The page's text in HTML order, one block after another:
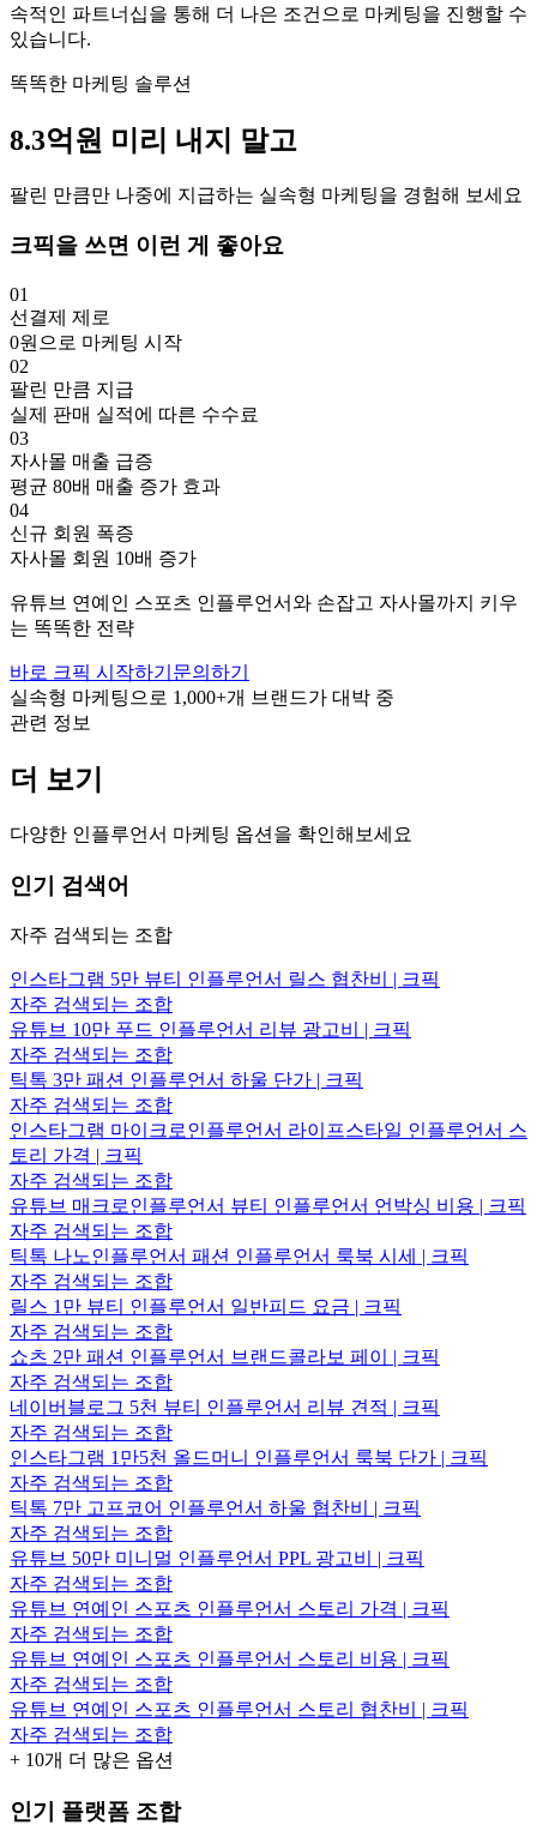
속적인 파트너십을 통해 더 나은 조건으로 마케팅을 진행할 수
있습니다.
똑똑한 마케팅 솔루션
8.3억 원 미리 내지 말고
팔린 만큼만 나중에 지급하는 실속형 마케팅을 경험해 보세요
크픽을 쓰면 이런 게 좋아요
01
선결제 제로
0원으로 마케팅 시작
02
팔린 만큼 지급
실제 판매 실적에 따른 수수료
03
자사몰 매출 급증
평균 80배 매출 증가 효과
04
신규 회원 폭증
자사몰 회원 10배 증가
유튜브 연예인 스포츠 인플루언서와 손잡고 자사몰까지 키우
는 똑똑한 전략
바로 크픽 시작하기 문의하기
실속형 마케팅으로 1,000+개 브랜드가 대박 중
관련 정보
더 보기
다양한 인플루언서 마케팅 옵션을 확인해보세요
인기 검색어
자주 검색되는 조합
인스타그램 5만 뷰티 인플루언서 릴스 협찬비 | 크픽
자주 검색되는 조합
유튜브 10만 푸드 인플루언서 리뷰 광고비 | 크픽
자주 검색되는 조합
틱톡 3만 패션 인플루언서 하울 단가 | 크픽
자주 검색되는 조합
인스타그램 마이크로인플루언서 라이프스타일 인플루언서 스
토리 가격 | 크픽
자주 검색되는 조합
유튜브 매크로인플루언서 뷰티 인플루언서 언박싱 비용 | 크픽
자주 검색되는 조합
틱톡 나노인플루언서 패션 인플루언서 룩북 시세 | 크픽
자주 검색되는 조합
릴스 1만 뷰티 인플루언서 일반피드 요금 | 크픽
자주 검색되는 조합
쇼츠 2만 패션 인플루언서 브랜드콜라보 페이 | 크픽
자주 검색되는 조합
네이버블로그 5천 뷰티 인플루언서 리뷰 견적 | 크픽
자주 검색되는 조합
인스타그램 1만5천 올드머니 인플루언서 룩북 단가 | 크픽
자주 검색되는 조합
틱톡 7만 고프코어 인플루언서 하울 협찬비 | 크픽
자주 검색되는 조합
유튜브 50만 미니멀 인플루언서 PPL 광고비 | 크픽
자주 검색되는 조합
유튜브 연예인 스포츠 인플루언서 스토리 가격 | 크픽
자주 검색되는 조합
유튜브 연예인 스포츠 인플루언서 스토리 비용 | 크픽
자주 검색되는 조합
유튜브 연예인 스포츠 인플루언서 스토리 협찬비 | 크픽
자주 검색되는 조합
+ 10개 더 많은 옵션
인기 플랫폼 조합